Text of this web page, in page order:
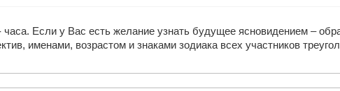
часа. Если у Вас есть желание узнать будущее ясновидением –
именами, возрастом и знаками зодиака всех участников